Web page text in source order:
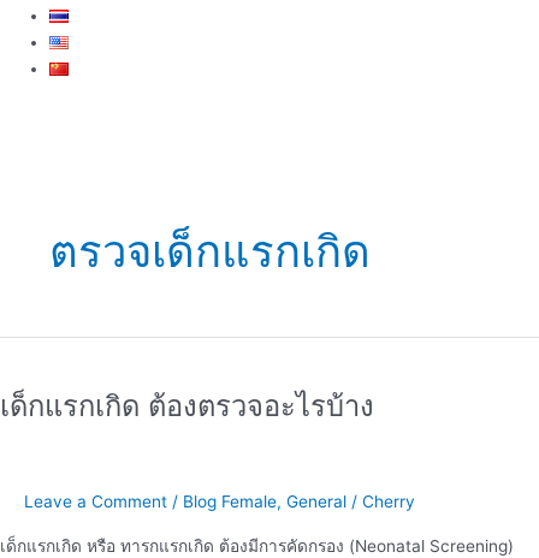
ตรวจเด็กแรกเกิด
เด็กแรกเกิด ต้องตรวจอะไรบ้าง
Leave a Comment / Blog Female, General / Cherry
เด็กแรกเกิด หรือ ทารกแรกเกิด ต้องมีการคัดกรอง (Neonatal Screening)
เกิด
บ้าง